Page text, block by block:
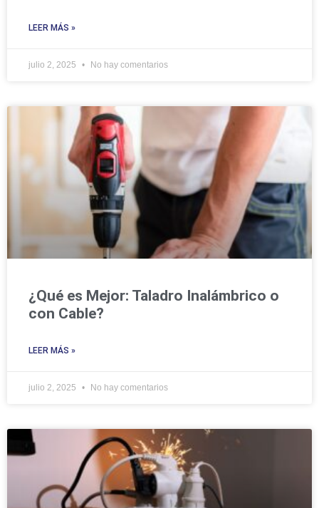
LEER MÁS »
julio 2, 2025 No hay comentarios
¿Qué es Mejor: Taladro Inalámbrico o
con Cable?
LEER MÁS »
julio 2, 2025 No hay comentarios